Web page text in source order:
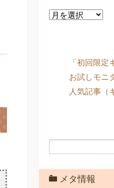
ア
「初回限定
お試しモニ
人気記事（
メタ情報